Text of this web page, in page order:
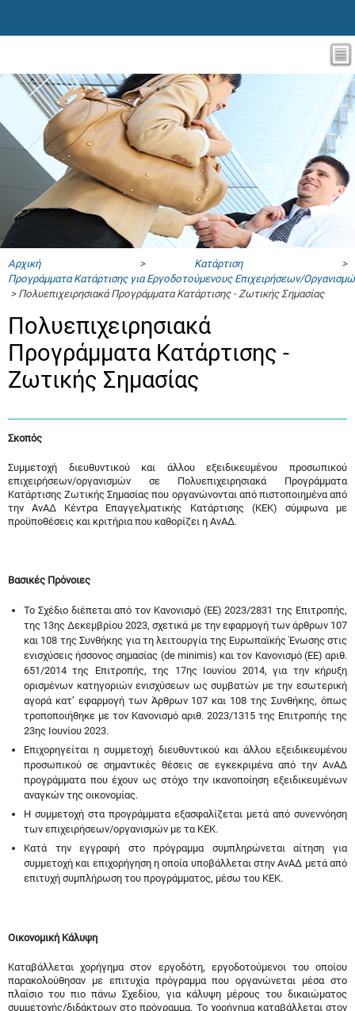
Αρχική> Κατάρτιση>
Προγράμματα Κατάρτισης για Εργοδοτούμενους Επιχειρήσεων/
> Πολυεπιχειρησιακά Προγράμματα Κατάρτισης - Ζωτικής Σημασίας
Πολυεπιχειρησιακά
Προγράμματα Κατάρτισης -
Ζωτικής Σημασίας
Σκοπός
Συμμετοχή διευθυντικού και άλλου εξειδικευμένου προσωπικού
επιχειρήσεων/οργανισμών σε Πολυεπιχειρησιακά Προγράμματα
Κατάρτισης Ζωτικής Σημασίας που οργανώνονται από πιστοποιημένα από
την ΑνΑΔ Κέντρα Επαγγελματικής Κατάρτισης (ΚΕΚ) σύμφωνα με
προϋποθέσεις και κριτήρια που καθορίζει η ΑνΑΔ.
Βασικές Πρόνοιες
Το Σχέδιο διέπεται από τον Κανονισμό (ΕΕ) 2023/2831 της Επιτροπής,
της 13ης Δεκεμβρίου 2023, σχετικά με την εφαρμογή των άρθρων 107
και 108 της Συνθήκης για τη λειτουργία της Ευρωπαϊκής Ένωσης στις
ενισχύσεις ήσσονος σημασίας (de minimis) και τον Κανονισμό (ΕΕ) αριθ.
651/2014 της Επιτροπής, της 17ης Ιουνίου 2014, για την κήρυξη
ορισμένων κατηγοριών ενισχύσεων ως συμβατών με την εσωτερική
αγορά κατ’ εφαρμογή των Άρθρων 107 και 108 της Συνθήκης, όπως
τροποποιήθηκε με τον Κανονισμό αριθ. 2023/1315 της Επιτροπής της
23ης Ιουνίου 2023.
Επιχορηγείται η συμμετοχή διευθυντικού και άλλου εξειδικευμένου
προσωπικού σε σημαντικές θέσεις σε εγκεκριμένα από την ΑνΑΔ
προγράμματα που έχουν ως στόχο την ικανοποίηση εξειδικευμένων
αναγκών της οικονομίας.
Η συμμετοχή στα προγράμματα εξασφαλίζεται μετά από συνεννόηση
των επιχειρήσεων/οργανισμών με τα ΚΕΚ.
Κατά την εγγραφή στο πρόγραμμα συμπληρώνεται αίτηση για
συμμετοχή και επιχορήγηση η οποία υποβάλλεται στην ΑνΑΔ μετά από
επιτυχή συμπλήρωση του προγράμματος, μέσω του ΚΕΚ.
Οικονομική Κάλυψη
Καταβάλλεται χορήγημα στον εργοδότη, εργοδοτούμενοι του οποίου
παρακολούθησαν με επιτυχία πρόγραμμα που οργανώνεται μέσα στο
πλαίσιο του πιο πάνω Σχεδίου, για κάλυψη μέρους του δικαιώματος
συμμετοχής/διδάκτρων στο πρόγραμμα. Το χορήγημα καταβάλλεται στον